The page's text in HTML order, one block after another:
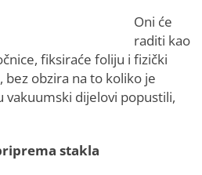
Oni će
raditi kao
fiksiraće foliju i fizički
obzira na to koliko je
vakuumski dijelovi popustili,
stakla